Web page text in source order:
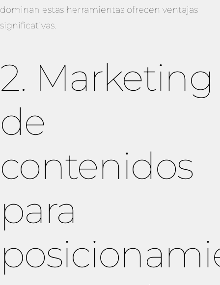
dominan estas herramientas ofrecen ventajas
significativas.
2. Marketing
de
contenidos
para